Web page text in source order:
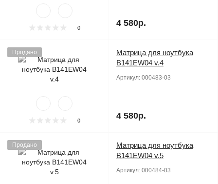
0 4 580р.
Продано
0
Матрица для ноутбука
B141EW04 v.4
Артикул: 000483-03
4 580р.
Продано
Матрица для ноутбука
B141EW04 v.5
Артикул: 000484-03